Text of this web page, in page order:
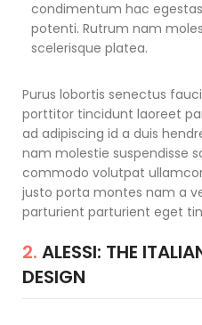
condimentum hac
potenti. Rutrum nam
scelerisque platea.
Purus lobortis senectus
porttitor tincidunt laoreet
ad adipiscing id a duis
nam molestie suspendisse
commodo volutpat
justo porta montes nam a
parturient parturient eget
2. ALESSI: THE
DESIGN